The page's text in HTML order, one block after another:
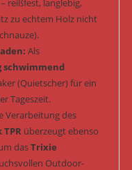
reißfest, langlebig,
zu echtem Holz nicht
Als
schwimmend
(Quietscher) für ein
Tageszeit.
Verarbeitung des
überzeugt ebenso
dasTrixie
Outdoor-